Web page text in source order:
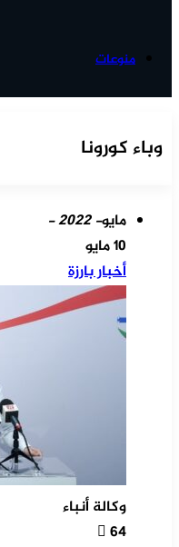
منوعات
وباء كورونا
مايو- 2022 -
10 مايو
أخبار بارزة
وكالة أنباء
64